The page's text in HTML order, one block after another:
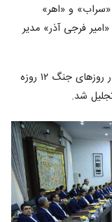
و «اهر»
فرجی آذر» مدیر
همچنین از شعبه «مرند» برای تداوم فعالیت در روزهای جنگ ۱۲ روزه
شد.